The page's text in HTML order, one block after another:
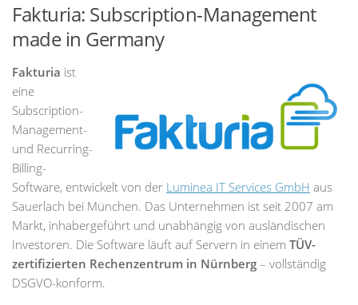
Fakturia: Subscription-Management
made in Germany
Fakturia ist
eine
Subscription-
Management-
und Recurring-
Billing-
Software, entwickelt von der Luminea IT Services GmbH aus
Sauerlach bei München. Das Unternehmen ist seit 2007 am
Markt, inhabergeführt und unabhängig von ausländischen
Investoren. Die Software läuft auf Servern in einem TÜV-
zertifizierten Rechenzentrum in Nürnberg – vollständig
DSGVO-konform.